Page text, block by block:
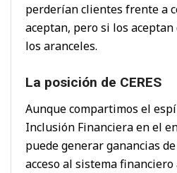
perderían clientes frente a
aceptan, pero si los
los aranceles.
La posición de CERES
Aunque compartimos el
Inclusión Financiera en el
puede generar ganancias
acceso al sistema